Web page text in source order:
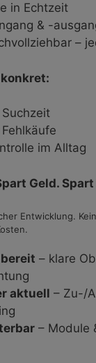
in Echtzeit
& -
–
im Alltag
Geld.
Entwicklung.
– klare
aktuell – Zu-/
– Module